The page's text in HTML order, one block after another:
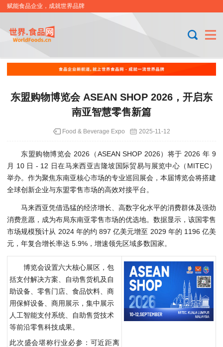
赋能食品企业，成就世界品牌
东盟购物博览会 ASEAN SHOP 2026，开启东
南亚智慧零售新篇
Food & Beverage Expo 2025-11-12
东盟购物博览会 2026（ASEAN SHOP 2026）将于 2026 年 9
月 10 日 - 12 日在马来西亚吉隆坡国际贸易与展览中心（MITEC）
举办。作为聚焦东南亚核心市场的专业巡回展会，本届博览会将搭建
全球创新企业与东盟零售市场的高效对接平台。
马来西亚凭借迅猛的经济增长、高数字化水平的消费群体及强劲
消费意愿，成为布局东南亚零售市场的优选地。数据显示，该国零售
市场规模预计从 2024 年的约 897 亿美元增至 2029 年的 1196 亿美
元，年复合增长率达 5.9%，增速领先区域多数国家。
博览会设置六大核心展区，包
括支付解决方案、自动售货机及自
助设备、零售门店、食品饮料、商
用保鲜设备、商用展示，集中展示
人工智能支付系统、自助售货技术
等前沿零售科技成果。
此次盛会堪称行业必参：可近距离